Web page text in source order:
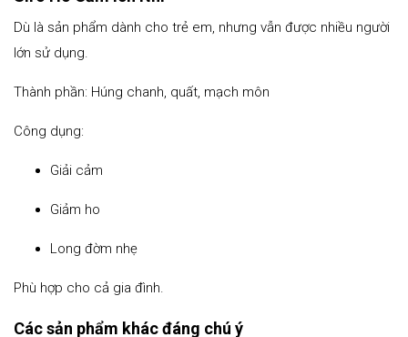
Dù là sản phẩm dành cho trẻ em, nhưng vẫn được nhiều người
lớn sử dụng.
Thành phần: Húng chanh, quất, mạch môn
Công dụng:
Giải cảm
Giảm ho
Long đờm nhẹ
Phù hợp cho cả gia đình.
Các sản phẩm khác đáng chú ý